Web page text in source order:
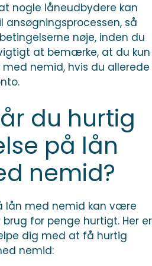
nogle låneudbydere kan
ansøgningsprocessen, så
nøje, inden du
at bemærke, at du kun
nemid, hvis du allerede
du hurtig
på lån
nemid?
lån med nemid kan være
for penge hurtigt. Her er
dig med at få hurtig
nemid: